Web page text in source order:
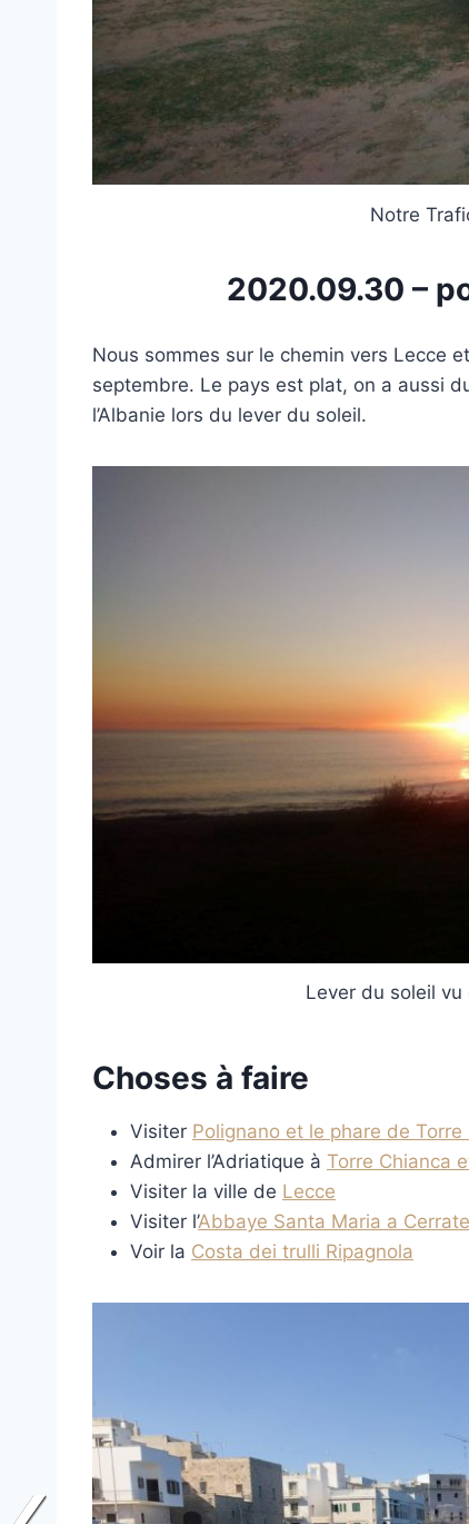
Notre
2020.09.30 –
Nous sommes sur le chemin vers Lecce
septembre. Le pays est plat, on a aussi
l’Albanie lors du lever du soleil.
Lever du soleil
Choses à faire
Visiter Polignano et le phare de Torre
Admirer l’Adriatique à Torre Chianca
Visiter la ville de Lecce
Visiter l’Abbaye Santa Maria a Cerrate
Voir la Costa dei trulli Ripagnola